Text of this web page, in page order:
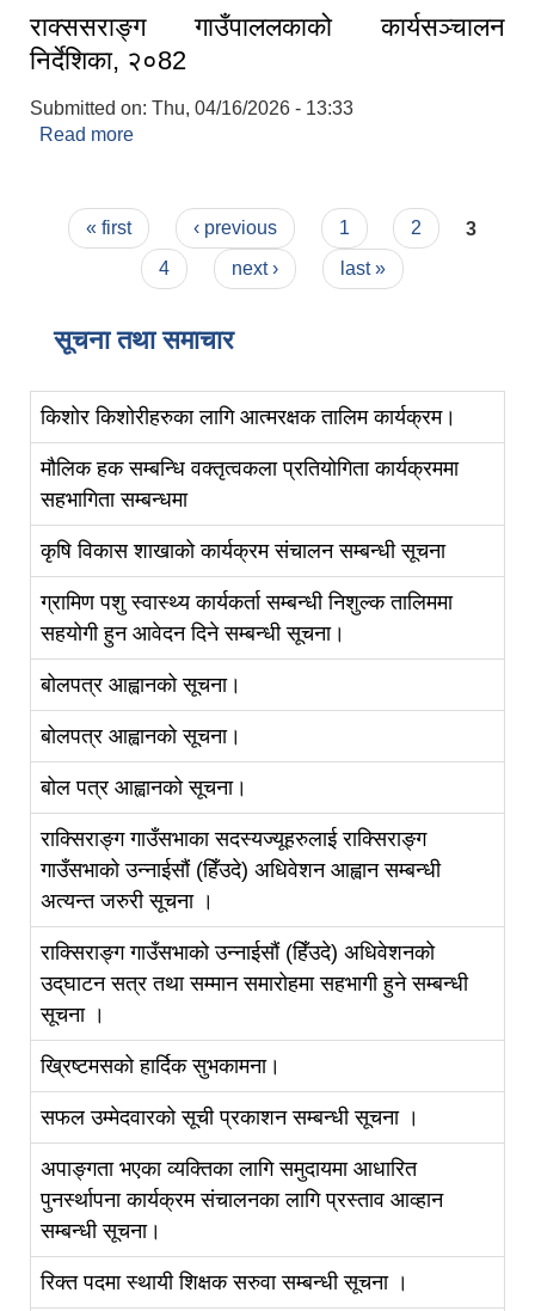
राक्ससराङ्ग गाउँपाललकाको कार्यसञ्चालन
निर्देशिका, २०82
Submitted on: Thu, 04/16/2026 - 13:33
Read more
Pages
« first ‹ previous 1 2
3
4
next › last »
सूचना तथा समाचार
किशोर किशोरीहरुका लागि आत्मरक्षक तालिम कार्यक्रम।
मौलिक हक सम्बन्धि वक्तृत्वकला प्रतियोगिता कार्यक्रममा
सहभागिता सम्बन्धमा
कृषि विकास शाखाको कार्यक्रम संचालन सम्बन्धी सूचना
ग्रामिण पशु स्वास्थ्य कार्यकर्ता सम्बन्धी निशुल्क तालिममा
सहयोगी हुन आवेदन दिने सम्बन्धी सूचना।
बोलपत्र आह्वानको सूचना।
बोलपत्र आह्वानको सूचना।
बोल पत्र आह्वानको सूचना।
राक्सिराङ्ग गाउँसभाका सदस्यज्यूहरुलाई राक्सिराङ्ग
गाउँसभाको उन्नाईसौं (हिँउदे) अधिवेशन आह्वान सम्बन्धी
अत्यन्त जरुरी सूचना ।
राक्सिराङ्ग गाउँसभाको उन्नाईसौं (हिँउदे) अधिवेशनको
उद्‌घाटन सत्र तथा सम्मान समारोहमा सहभागी हुने सम्बन्धी
सूचना ।
ख्रिष्टमसको हार्दिक सुभकामना।
सफल उम्मेदवारको सूची प्रकाशन सम्बन्धी सूचना ।
अपाङ्गता भएका व्यक्तिका लागि समुदायमा आधारित
पुनर्स्थापना कार्यक्रम संचालनका लागि प्रस्ताव आव्हान
सम्बन्धी सूचना।
रिक्त पदमा स्थायी शिक्षक सरुवा सम्बन्धी सूचना ।